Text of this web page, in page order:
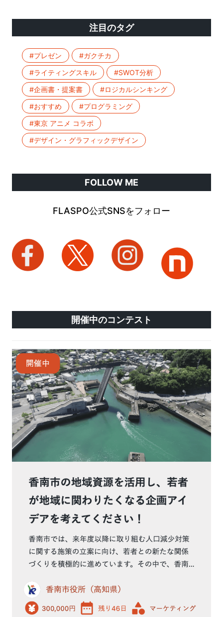
注目のタグ
#プレゼン
#ガクチカ
#ライティングスキル
#SWOT分析
#企画書・提案書
#ロジカルシンキング
#おすすめ
#プログラミング
#東京 アニメ コラボ
#デザイン・グラフィックデザイン
FOLLOW ME
FLASPO公式SNSをフォロー
開催中のコンテスト